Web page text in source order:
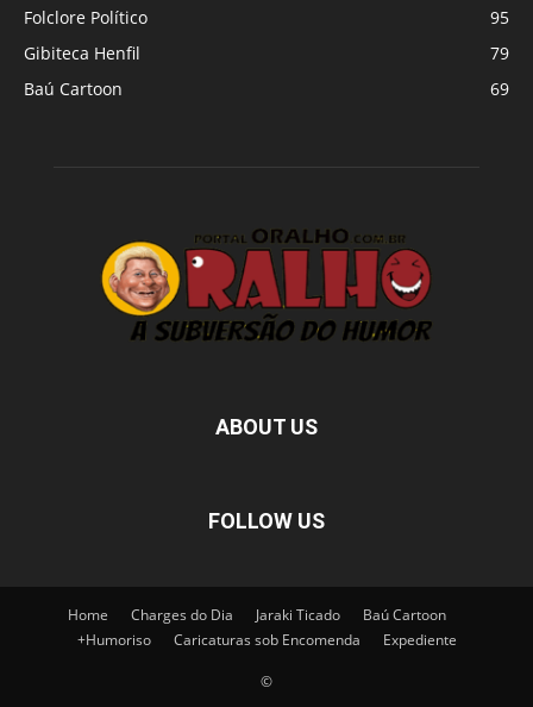
Folclore Político
95
Gibiteca Henfil
79
Baú Cartoon
69
ABOUT US
FOLLOW US
Home Charges do Dia Jaraki Ticado
Baú Cartoon
+Humoriso
Caricaturas sob Encomenda Expediente
©